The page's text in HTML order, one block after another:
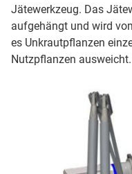
Jätewerkzeug. Das
aufgehängt und wird
es Unkrautpflanzen
Nutzpflanzen ausweicht.